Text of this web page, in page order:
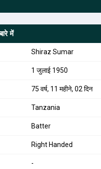
में
Shiraz Sumar
1 जुलाई 1950
75 वर्ष, 11 महीने, 02 दिन
Tanzania
Batter
Right Handed
-